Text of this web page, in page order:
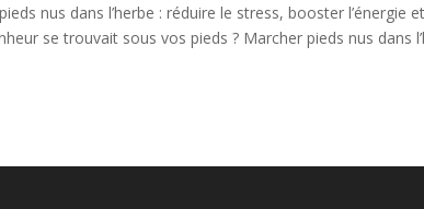
nus dans l’herbe : réduire le stress, booster l’énergie
se trouvait sous vos pieds ? Marcher pieds nus dans